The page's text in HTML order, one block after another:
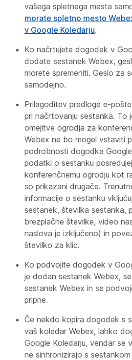
vašega spletnega mesta
morate spletno mesto
v Google Koledarju.
Ko načrtujete dogodek v
dodate sestanek Webex,
morete spremeniti. Geslo za
samodejno.
Prilagoditev predloge e-
pri načrtovanju sestanka. To
omejitve ogrodja za
Webex ne bo mogel vstaviti
podrobnosti dogodka
podatki o sestanku
konferenčnemu ogrodju kot
so prikazani drugače.
informacije o sestanku
sestanek, številka sestanka,
brezplačne številke, video
naslova je izključeno) in
številko za klic.
Ko podvojite dogodek v
je dodan sestanek Webex,
sestanek Webex in se
pripne.
Če nekdo kopira dogodek s
vaš koledar Webex, lahko
Google Koledarju, vendar se
ne sinhronizirajo s